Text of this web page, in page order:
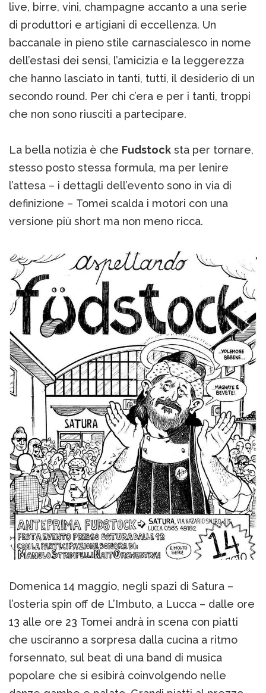
live, birre, vini, champagne accanto a una serie
di produttori e artigiani di eccellenza. Un
baccanale in pieno stile carnascialesco in nome
dell’estasi dei sensi, l’amicizia e la leggerezza
che hanno lasciato in tanti, tutti, il desiderio di un
secondo round. Per chi c’era e per i tanti, troppi
che non sono riusciti a partecipare.
La bella notizia è che Fudstock sta per tornare,
stesso posto stessa formula, ma per lenire
l’attesa – i dettagli dell’evento sono in via di
definizione – Tomei scalda i motori con una
versione più short ma non meno ricca.
Domenica 14 maggio, negli spazi di Satura –
l’osteria spin off de L’Imbuto, a Lucca – dalle ore
13 alle ore 23 Tomei andrà in scena con piatti
che usciranno a sorpresa dalla cucina a ritmo
forsennato, sul beat di una band di musica
popolare che si esibirà coinvolgendo nelle